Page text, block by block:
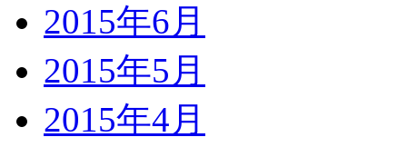
2015年6月
2015年5月
2015年4月